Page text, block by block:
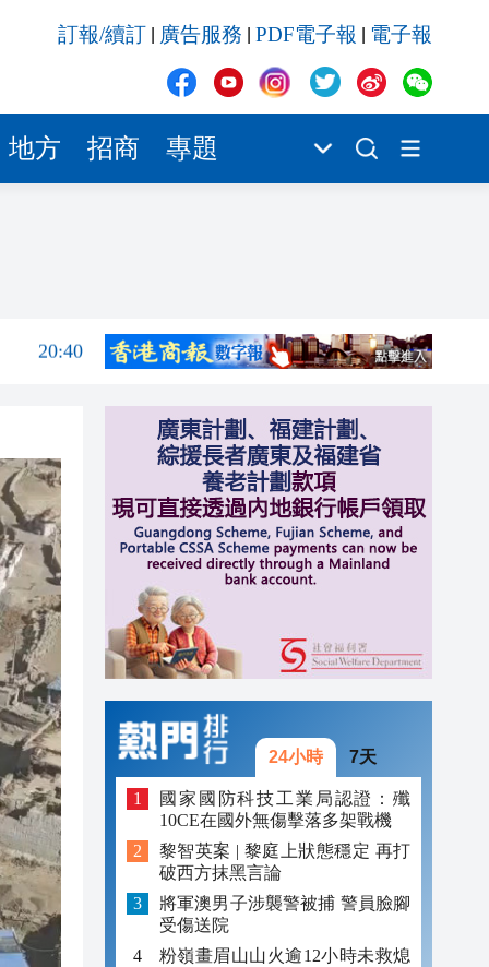
訂報/續訂 廣告服務 PDF電子報 電子報
地方 招商 專題
20:34
20:55
20:39
20:55
20:42
20:42
20:41
20:40
20:39
20:34
24小時 7天
國家國防科技工業局認證：殲
10CE在國外無傷擊落多架戰機
黎智英案 | 黎庭上狀態穩定 再打
破西方抹黑言論
將軍澳男子涉襲警被捕 警員臉腳
受傷送院
粉嶺畫眉山山火逾12小時未救熄